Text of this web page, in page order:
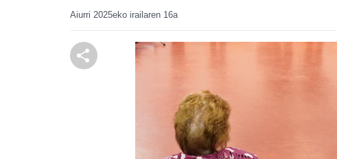
Aiurri 2025eko irailaren 16a